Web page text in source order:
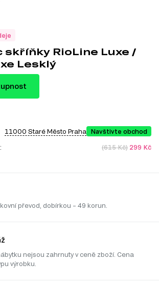
skříňky RioLine Luxe /
Lesklý
11000 Staré Město Praha Navštivte obchod
(615 Kč) 299 Kč
převod, dobírkou – 49 korun.
nejsou zahrnuty v ceně zboží. Cena
výrobku.